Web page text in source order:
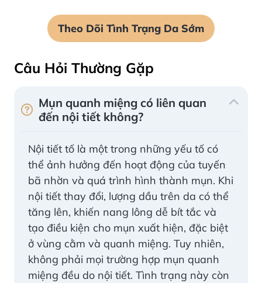
Theo Dõi Tình Trạng Da Sớm
Câu Hỏi Thường Gặp
Mụn quanh miệng có liên quan
đến nội tiết không?
Nội tiết tố là một trong những yếu tố có
thể ảnh hưởng đến hoạt động của tuyến
bã nhờn và quá trình hình thành mụn. Khi
nội tiết thay đổi, lượng dầu trên da có thể
tăng lên, khiến nang lông dễ bít tắc và
tạo điều kiện cho mụn xuất hiện, đặc biệt
ở vùng cằm và quanh miệng. Tuy nhiên,
không phải mọi trường hợp mụn quanh
miệng đều do nội tiết. Tình trạng này còn